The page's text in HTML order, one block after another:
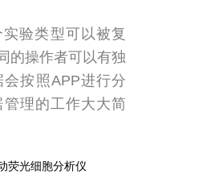
验类型可以被复
的操作者可以有独
按照APP进行分
理的工作大大简